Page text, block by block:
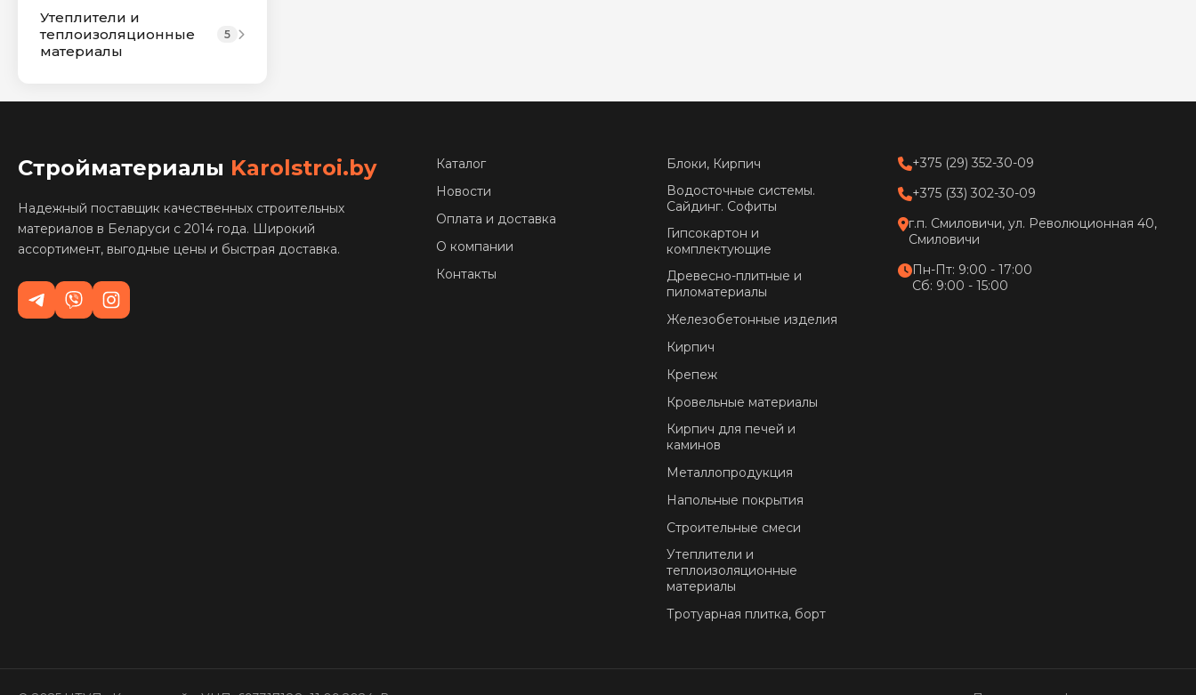
Утеплители и
теплоизоляционные
материалы
5
Стройматериалы Karolstroi.by
Надежный поставщик качественных строительных
материалов в Беларуси с 2014 года. Широкий
ассортимент, выгодные цены и быстрая доставка.
Каталог
Новости
Оплата и доставка
О компании
Контакты
Блоки, Кирпич
Водосточные системы.
Сайдинг. Софиты
Гипсокартон и
комплектующие
Древесно-плитные и
пиломатериалы
Железобетонные изделия
Кирпич
Крепеж
Кровельные материалы
Кирпич для печей и
каминов
Металлопродукция
Напольные покрытия
Строительные смеси
Утеплители и
теплоизоляционные
материалы
Тротуарная плитка, борт
+375 (29) 352-30-09
+375 (33) 302-30-09
г.п. Смиловичи, ул. Революционная 40,
Смиловичи
Пн-Пт: 9:00 - 17:00
Сб: 9:00 - 15:00